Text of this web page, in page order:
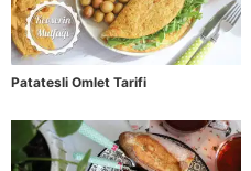
Patatesli Omlet Tarifi